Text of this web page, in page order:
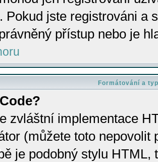
Pokud jste registrováni a
přístup nebo je
Formátování a
zvláštní implementace
(můžete toto
je podobný stylu HTML,